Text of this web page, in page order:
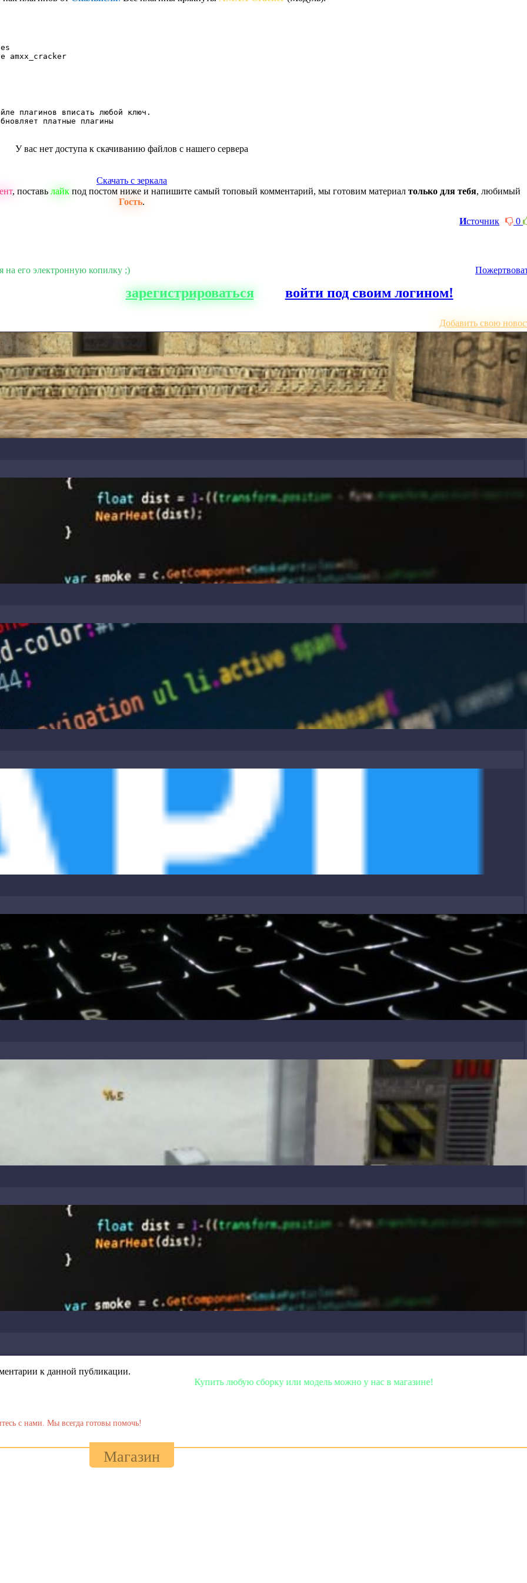
amxx_cracker
плагинов вписать любой ключ.
платные плагины
У вас нет доступа к скачиванию файлов с нашего сервера
Скачать с зеркала
, поставь лайкпод постом ниже и напишите самый топовый комментарий, мы готовим материал только для тебя, любимый
Гость.
0
Источник
на его электронную копилку ;)
сайта, вам нужно зарегистрироватьсяили войти под своим логином!
Добавить свою
к данной публикации.
Купить любую сборку или модель можно у нас в магазине!
с нами. Мы всегда готовы помочь!
Магазин